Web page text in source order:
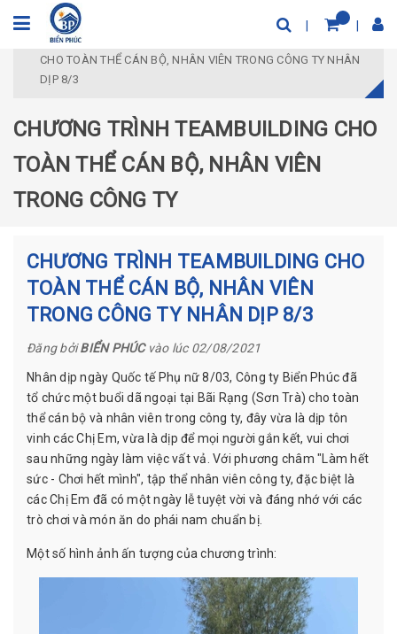
Trang chủ
CHO TOÀN THỂ CÁN BỘ, NHÂN VIÊN TRONG CÔNG TY NHÂN
DỊP 8/3
CHƯƠNG TRÌNH TEAMBUILDING CHO
TOÀN THỂ CÁN BỘ, NHÂN VIÊN
TRONG CÔNG TY
CHƯƠNG TRÌNH TEAMBUILDING CHO
TOÀN THỂ CÁN BỘ, NHÂN VIÊN
TRONG CÔNG TY NHÂN DỊP 8/3
Đăng bởiBIỂN PHÚCvào lúc 02/08/2021
Nhân dịp ngày Quốc tế Phụ nữ 8/03, Công ty Biển Phúc đã
tổ chức một buổi dã ngoại tại Bãi Rạng (Sơn Trà) cho toàn
thể cán bộ và nhân viên trong công ty, đây vừa là dịp tôn
vinh các Chị Em, vừa là dịp để mọi người gắn kết, vui chơi
sau những ngày làm việc vất vả. Với phương châm "Làm hết
sức - Chơi hết mình", tập thể nhân viên công ty, đặc biệt là
các Chị Em đã có một ngày lễ tuyệt vời và đáng nhớ với các
trò chơi và món ăn do phái nam chuẩn bị.
Một số hình ảnh ấn tượng của chương trình: